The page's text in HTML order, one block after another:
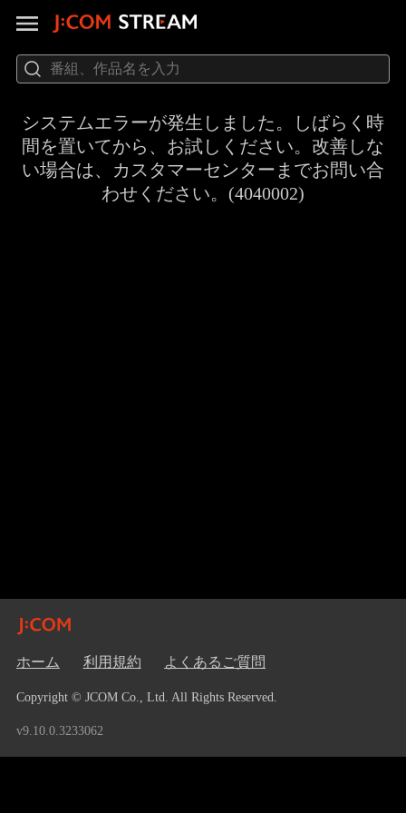
システムエラーが発生しました。しばらく時
間を置いてから、お試しください。改善しな
い場合は、カスタマーセンターまでお問い合
わせください。(4040002)
ホーム 利用規約 よくあるご質問
Copyright © JCOM Co., Ltd. All Rights Reserved.
v9.10.0.3233062